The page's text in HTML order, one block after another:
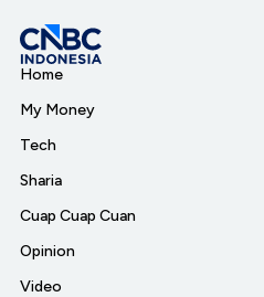
Home
My Money
Tech
Sharia
Cuap Cuap Cuan
Opinion
Video